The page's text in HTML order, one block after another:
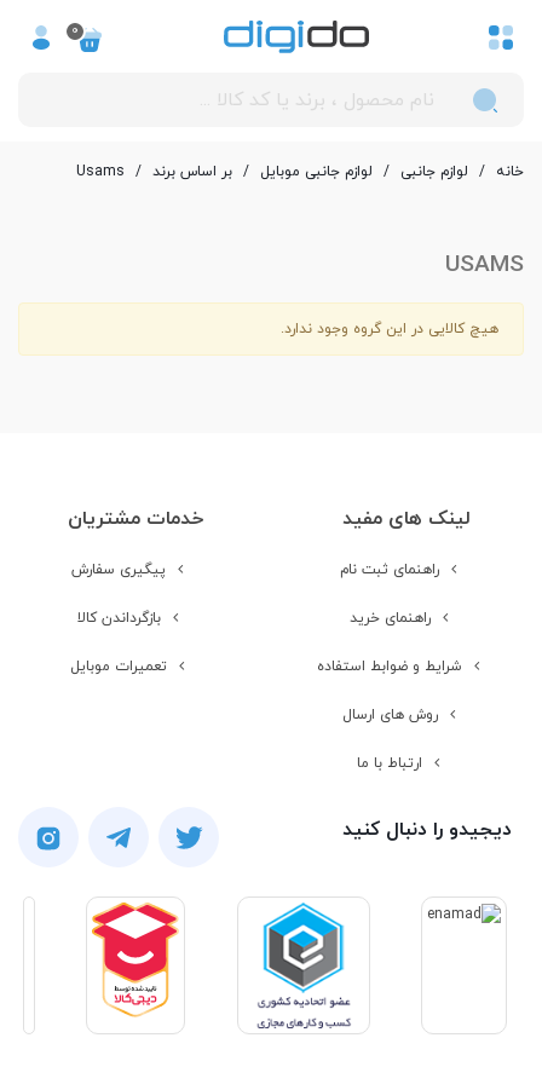
0
خانه / لوازم جانبی / لوازم جانبی موبایل / بر اساس برند /
Usams
USAMS
هیچ کالایی در این گروه وجود ندارد.
لینک های مفید
راهنمای ثبت نام
راهنمای خرید
شرایط و ضوابط استفاده
روش های ارسال
ارتباط با ما
خدمات مشتریان
پیگیری سفارش
بازگرداندن کالا
تعمیرات موبایل
دیجیدو را دنبال کنید